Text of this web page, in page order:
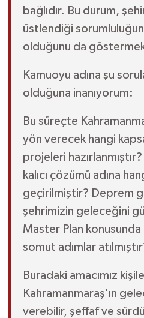
bağlıdır. Bu durum,
üstlendiği
olduğunu da
Kamuoyu adına şu
olduğuna inanıyorum:
Bu süreçte
yön verecek hangi
projeleri
kalıcı çözümü adına
geçirilmiştir? Deprem
şehrimizin geleceğini
Master Plan
somut adımlar
Buradaki amacımız
Kahramanmaraş'ın
verebilir, şeffaf ve